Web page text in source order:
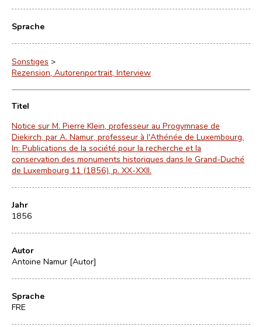
Sprache
Sonstiges >
Rezension, Autorenportrait, Interview
Titel
Notice sur M. Pierre Klein, professeur au Progymnase de
Diekirch, par A. Namur, professeur à l'Athénée de Luxembourg.
In: Publications de la société pour la recherche et la
conservation des monuments historiques dans le Grand-Duché
de Luxembourg 11 (1856), p. XX-XXII.
Jahr
1856
Autor
Antoine Namur [Autor]
Sprache
FRE